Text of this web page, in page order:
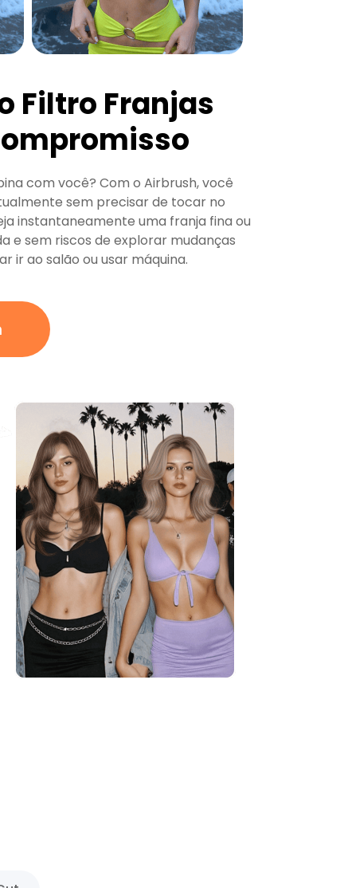
Filtro Franjas
com você? Com ​​o Airbrush, você
sem precisar de tocar no
instantaneamente uma franja fina ou
e sem riscos de explorar mudanças
ir ao salão ou usar máquina.